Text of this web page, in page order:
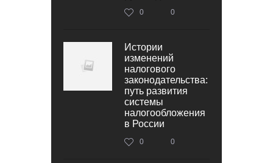
0 0
Истории
изменений
налогового
законодательства:
путь развития
системы
налогообложения
в России
0 0